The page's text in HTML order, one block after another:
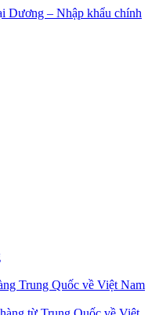
Trung Quốc về Việt Nam